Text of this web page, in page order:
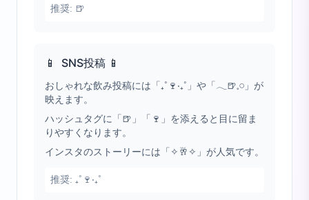
推奨: 🍺
📱 SNS投稿 📱
おしゃれな飲み投稿には「₊˚🍷‧₊˚」や「𓂃🍺𓈒𓏸」が
映えます。
ハッシュタグに「🍺」「🍷」を添えると目に留ま
りやすくなります。
インスタのストーリーには「✧🥂✧」が人気です。
推奨: ₊˚🍷‧₊˚